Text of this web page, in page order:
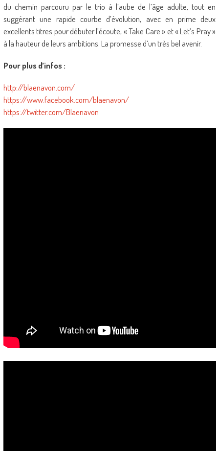
du chemin parcouru par le trio à l’aube de l’âge adulte, tout en
suggérant une rapide courbe d’évolution, avec en prime deux
excellents titres pour débuter l’écoute, « Take Care » et « Let’s Pray »
à la hauteur de leurs ambitions. La promesse d’un très bel avenir.
Pour plus d’infos :
http://blaenavon.com/
https://www.facebook.com/blaenavon/
https://twitter.com/Blaenavon